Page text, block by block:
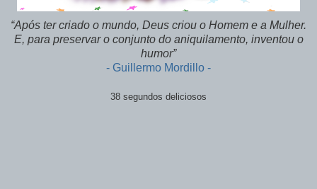
“Após ter criado o mundo, Deus criou o Homem e a Mulher.
E, para preservar o conjunto do aniquilamento, inventou o
humor”
- Guillermo Mordillo -
38 segundos deliciosos